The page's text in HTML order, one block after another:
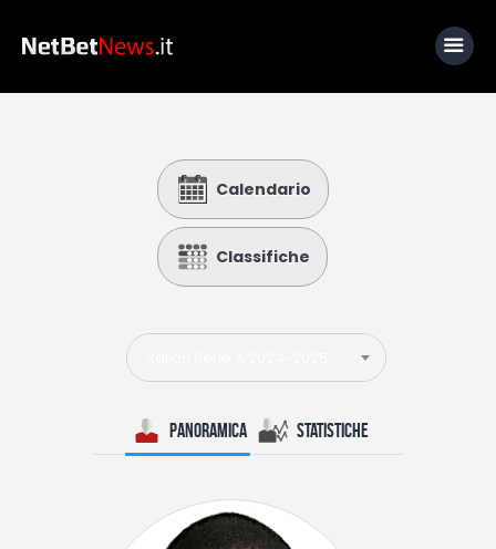
Calcio
Basket
Tennis
Lo Sapevi Che
I consigli di Giulia
Calendario
Classifiche
Panoramica Statistiche